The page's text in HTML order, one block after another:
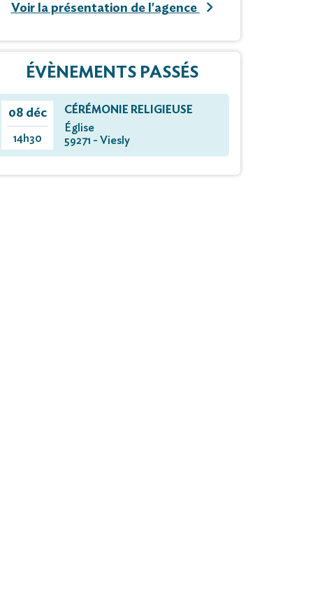
Voir la présentation de l'agence
ÉVÈNEMENTS PASSÉS
08 déc
14h30
CÉRÉMONIE RELIGIEUSE
Église
59271 - Viesly